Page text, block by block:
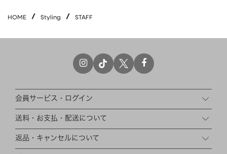
BAGバッグ
FASHIONファッション
GOODS 雑貨
HOME Styling STAFF
会員サービス・ログイン
送料・お支払・配送について
返品・キャンセルについて